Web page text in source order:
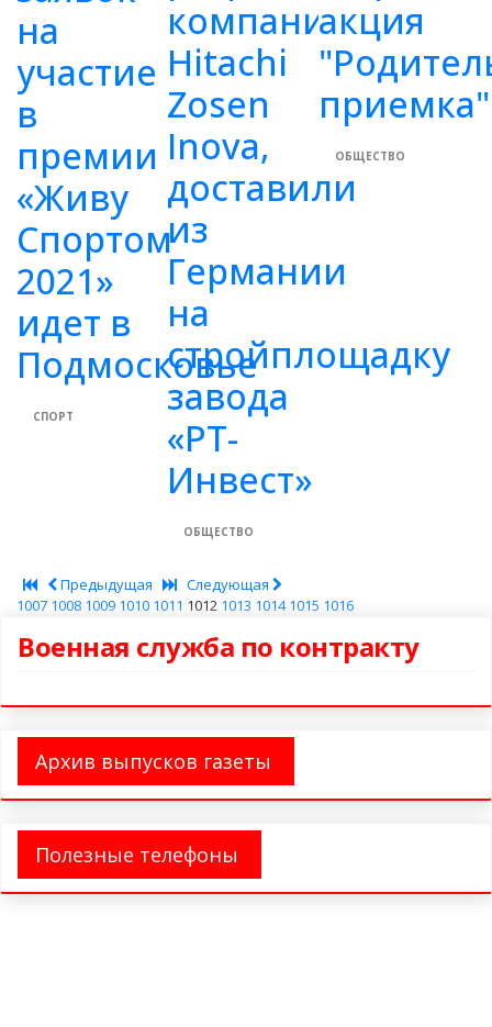
компанией
Hitachi
Zosen
Inova,
доставили
из
Германии
на
стройплощадку
завода
«РТ-
Инвест»
ОБЩЕСТВО
акция
приемка"
ОБЩЕСТВО
на
участие
в
премии
«Живу
Спортом
2021»
идет в
Подмосковье
СПОРТ
Предыдущая
Следующая
1007 1008 1009 1010 1011 1012 1013 1014 1015 1016
Военная служба по контракту
Архив выпусков газеты
Полезные телефоны